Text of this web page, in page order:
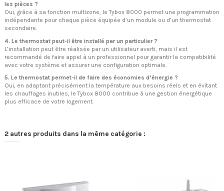
les pièces ?
Oui, grâce à sa fonction multizone, le Tybox 8000 permet une programmation
indépendante pour chaque pièce équipée d’un module ou d’un thermostat
secondaire.
4. Le thermostat peut-il être installé par un particulier ?
L’installation peut être réalisée par un utilisateur averti, mais il est
recommandé de faire appel à un professionnel pour garantir la compatibilité
avec votre système et assurer une configuration optimale.
5. Le thermostat permet-il de faire des économies d’énergie ?
Oui, en adaptant précisément la température aux besoins réels et en évitant
les chauffages inutiles, le Tybox 8000 contribue à une gestion énergétique
plus efficace de votre logement.
2 autres produits dans la même catégorie :